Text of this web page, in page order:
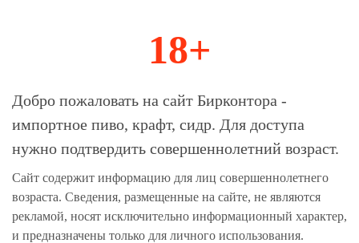
Магазин-Склад импортного пива, крафта и
Главная Пиво крафтовое
Пиво Коникс Гемоглобин / Konix
Hemoglobin 0.45 - банка
18+
Добро пожаловать на сайт Бирконтора -
импортное пиво, крафт, сидр. Для доступа
нужно подтвердить совершеннолетний возраст.
Сайт содержит информацию для лиц совершеннолетнего
возраста. Сведения, размещенные на сайте, не являются
рекламой, носят исключительно информационный характер,
и предназначены только для личного использования.